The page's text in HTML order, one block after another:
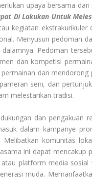
upaya bersama
Di Lakukan Untuk
kegiatan
Menyusun pedoman
Pedoman
dan kompetisi
dan
seni, dan
melestarikan tradisi.
dan pengakuan
dalam kampanye
Melibatkan komunitas
ini dapat
platform media
muda.